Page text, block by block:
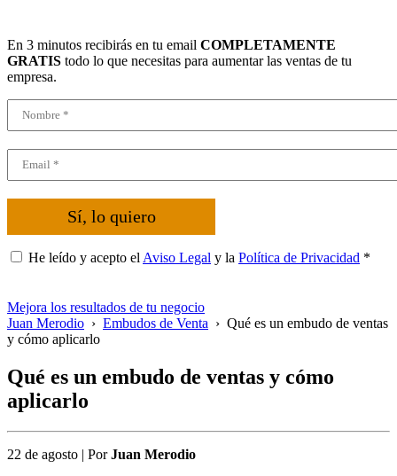
En 3 minutos recibirás en tu email COMPLETAMENTE
GRATIS todo lo que necesitas para aumentar las ventas de tu
empresa.
Sí, lo quiero
He leído y acepto el Aviso Legal y la Política de Privacidad *
Mejora los resultados de tu negocio
Juan Merodio › Embudos de Venta › Qué es un embudo de ventas
y cómo aplicarlo
Qué es un embudo de ventas y cómo
aplicarlo
22 de agosto | PorJuan Merodio